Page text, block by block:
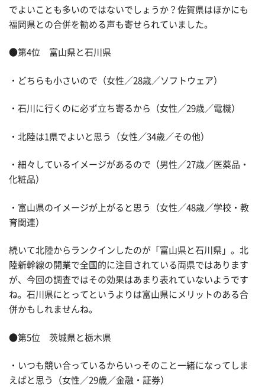
でよいことも多いのではないでしょうか？佐賀県はほかにも
福岡県との合併を勧める声も寄せられていました。
●第4位 富山県と石川県
・どちらも小さいので（女性／28歳／ソフトウェア）
・石川に行くのに必ず立ち寄るから（女性／29歳／電機）
・北陸は1県でよいと思う（女性／34歳／その他）
・細々しているイメージがあるので（男性／27歳／医薬品・
化粧品）
・富山県のイメージが上がると思う（女性／48歳／学校・教
育関連）
続いて北陸からランクインしたのが「富山県と石川県」。北
陸新幹線の開業で全国的に注目されている両県ではあります
が、今回の調査ではその効果はあまり表れていないようです
ね。石川県にとってというよりは富山県にメリットのある合
併かもしれませんね。
●第5位 茨城県と栃木県
・いつも競い合っているからいっそのこと一緒になってしま
えばと思う（女性／29歳／金融・証券）